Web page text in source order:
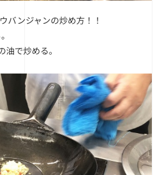
バンジャンの炒め方！！
で炒める。